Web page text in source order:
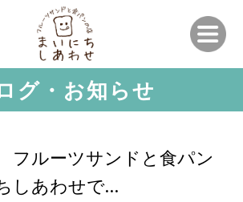
グ・お知らせ
フルーツサンドと食パン
しあわせで…